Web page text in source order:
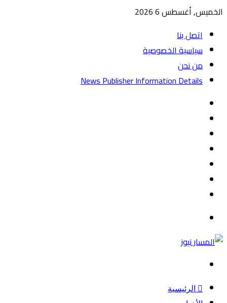
الخميس, أغسطس 6 2026
اتصل بنا
سياسية الخصوصية
من نحن
News Publisher Information Details
الرئيسية